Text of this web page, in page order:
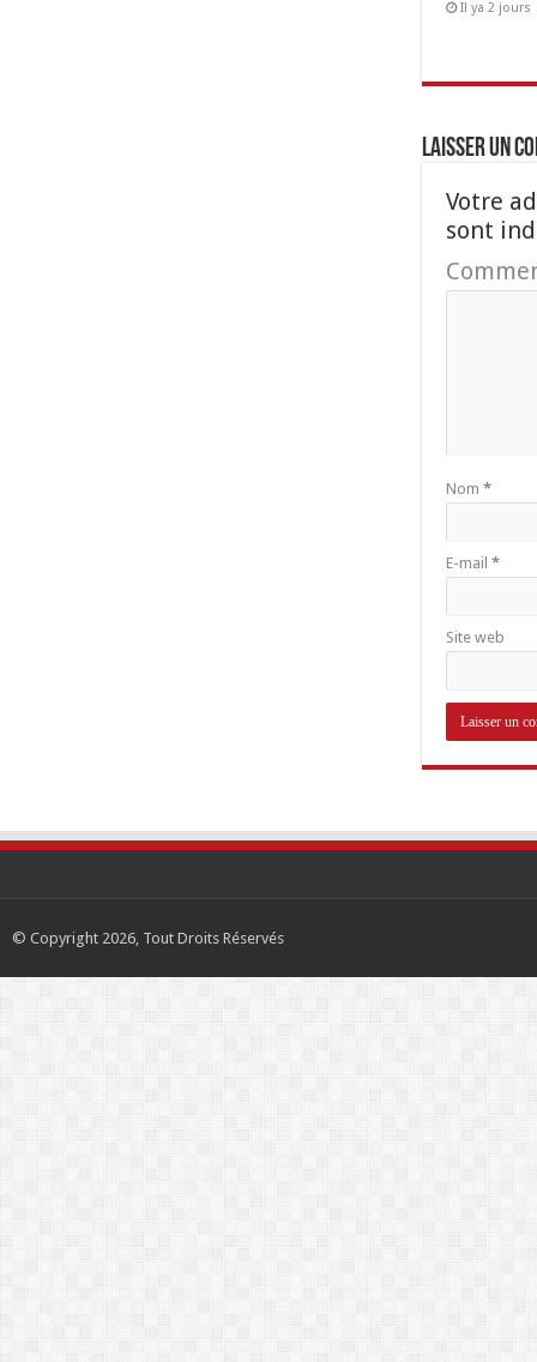
Il ya 2 jours
Laisser un
Votre
sont
Nom *
E-mail *
Site web
© Copyright 2026, Tout Droits Réservés